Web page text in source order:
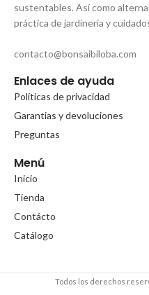
sustentables. Así como
práctica de jardinería y
contacto@bonsaibiloba.com
Enlaces de ayuda
Políticas de privacidad
Garantias y devoluciones
Preguntas
Menú
Inicio
Tienda
Contácto
Catálogo
Todos los derechos